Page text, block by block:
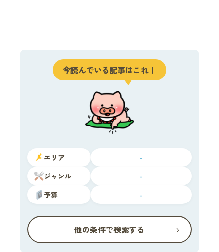
今読んでいる記事はこれ！
エリア
-
ジャンル
-
予算
-
他の条件で検索する ›